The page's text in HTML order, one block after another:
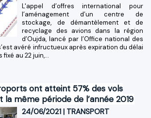
L'appel d’offres international pour
l’aménagement d’un centre de
stockage, de démantèlement et de
recyclage des avions dans la région
d’Oujda, lancé par l’Office national des
avéré infructueux après expiration du délai
au 22 juin,...
ont atteint 57% des vols
la même période de l’année 2019
24/06/2021 | TRANSPORT